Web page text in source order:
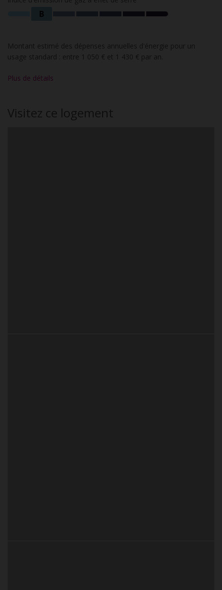
B
Montant estimé des dépenses annuelles d'énergie pour un
usage standard : entre 1 050 € et 1 430 € par an.
Plus de détails
Visitez ce logement